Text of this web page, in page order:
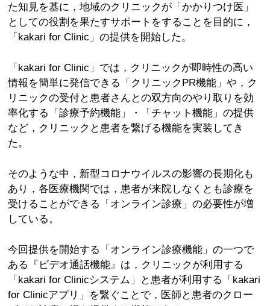
た知見を基に，地域のクリニックが「かかりつけ医」
としての役割を果たすサポートをすることを目的に，
「kakari for Clinic」の提供を開始した。
「kakari for Clinic」では，クリニックが即時性の高い
情報を簡単に発信できる「クリニックPR機能」や，ク
リニックの受付と患者さんとの双方向のやり取りを効
率化する「診療予約機能」・「チャット機能」の提供
など，クリニックと患者を繋げる機能を実装してき
た。
そのような中，新型コロナウイルスの影響の長期化も
あり，各医療機関では，患者が来院しなくとも診療を
受けることができる「オンライン診療」の必要性が増
している。
今回提供を開始する「オンライン診療機能」の一つで
ある『ビデオ通話機能』は，クリニックが利用する
「kakari for Clinicシステム」と患者が利用する「kakari
for Clinicアプリ」を繋ぐことで，医師と患者のクロー